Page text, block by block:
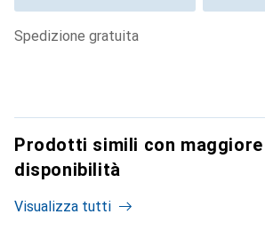
spedizione gratuita
Prodotti simili con maggiore
disponibilità
Visualizza tutti